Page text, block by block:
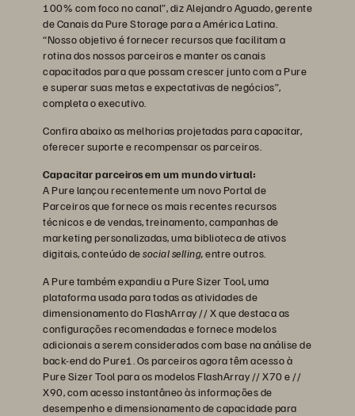
100% com foco no canal”, diz Alejandro Aguado, gerente
de Canais da Pure Storage para a América Latina.
“Nosso objetivo é fornecer recursos que facilitam a
rotina dos nossos parceiros e manter os canais
capacitados para que possam crescer junto com a Pure
e superar suas metas e expectativas de negócios”,
completa o executivo.
Confira abaixo as melhorias projetadas para capacitar,
oferecer suporte e recompensar os parceiros.
Capacitar parceiros em um mundo virtual:
A Pure lançou recentemente um novo Portal de
Parceiros que fornece os mais recentes recursos
técnicos e de vendas, treinamento, campanhas de
marketing personalizadas, uma biblioteca de ativos
digitais, conteúdo desocial selling,entre outros.
A Pure também expandiu a Pure Sizer Tool, uma
plataforma usada para todas as atividades de
dimensionamento do FlashArray // X que destaca as
configurações recomendadas e fornece modelos
adicionais a serem considerados com base na análise de
back-end do Pure1. Os parceiros agora têm acesso à
Pure Sizer Tool para os modelos FlashArray // X70 e //
X90, com acesso instantâneo às informações de
desempenho e dimensionamento de capacidade para